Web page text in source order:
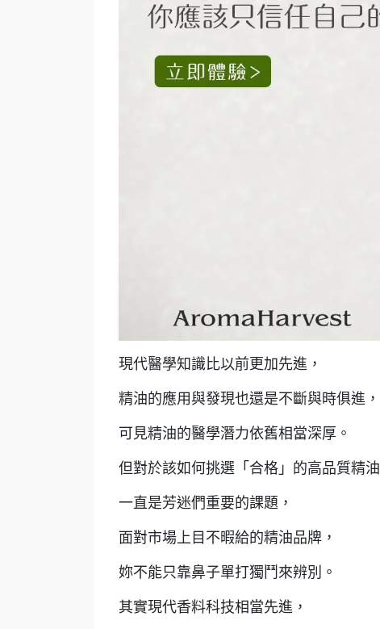
現代醫學知識比以前更加先進，
精油的應用與發現也還是不斷與時俱進，
可見精油的醫學潛力依舊相當深厚。
但對於該如何挑選「合格」的高品質精油
一直是芳迷們重要的課題，
面對市場上目不暇給的精油品牌，
妳不能只靠鼻子單打獨鬥來辨別。
其實現代香料科技相當先進，